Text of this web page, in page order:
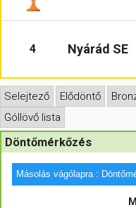
4 Nyárád SE
Selejtező Elődöntő
Góllövő lista
Döntőmérkőzés
Másolás vágólapra :